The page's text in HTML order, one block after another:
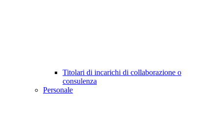
Titolari di incarichi di collaborazione o
consulenza
Personale